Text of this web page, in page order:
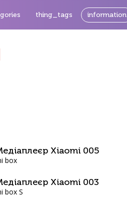
thing_tags information
Xiaomi 005
box
Xiaomi 003
box S